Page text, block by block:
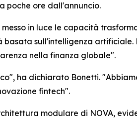
poche ore dall'annuncio.
in luce le capacità
sull'intelligenza artificiale.
nella finanza globale".
ha dichiarato Bonetti.
fintech".
modulare di NOVA,